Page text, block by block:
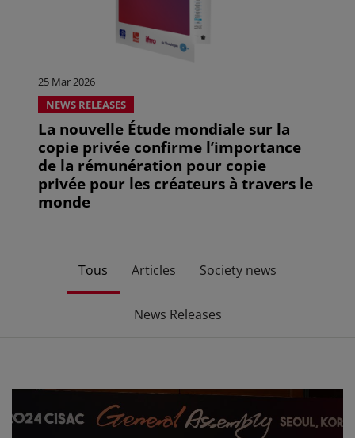
25 Mar 2026
NEWS RELEASES
La nouvelle Étude mondiale sur la
copie privée confirme l’importance
de la rémunération pour copie
privée pour les créateurs à travers le
monde
Tous Articles Society news
News Releases